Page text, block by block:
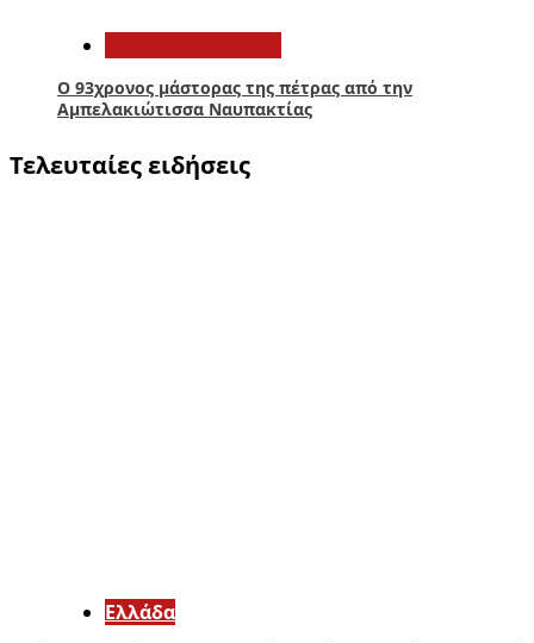
Ο 93χρονος μάστορας της πέτρας από την
Αμπελακιώτισσα Ναυπακτίας
Τελευταίες ειδήσεις
Ελλάδα